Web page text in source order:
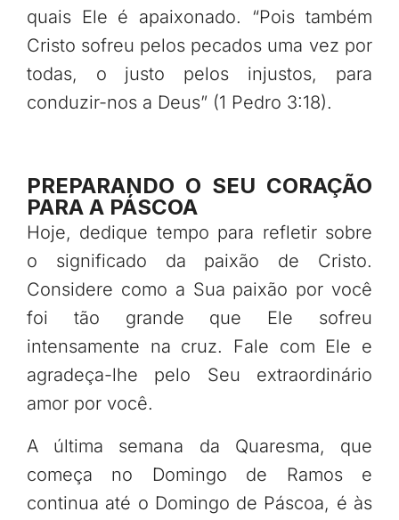
quais Ele é apaixonado. “Pois também
Cristo sofreu pelos pecados uma vez por
todas, o justo pelos injustos, para
conduzir-nos a Deus” (1 Pedro 3:18).
PREPARANDO O SEU CORAÇÃO
PARA A PÁSCOA
Hoje, dedique tempo para refletir sobre
o significado da paixão de Cristo.
Considere como a Sua paixão por você
foi tão grande que Ele sofreu
intensamente na cruz. Fale com Ele e
agradeça-lhe pelo Seu extraordinário
amor por você.
A última semana da Quaresma, que
começa no Domingo de Ramos e
continua até o Domingo de Páscoa, é às